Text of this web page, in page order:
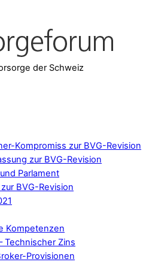
der Schweiz
Kompromiss zur BVG-Revision
zur BVG-Revision
Parlament
BVG-Revision
Kompetenzen
Technischer Zins
Provisionen